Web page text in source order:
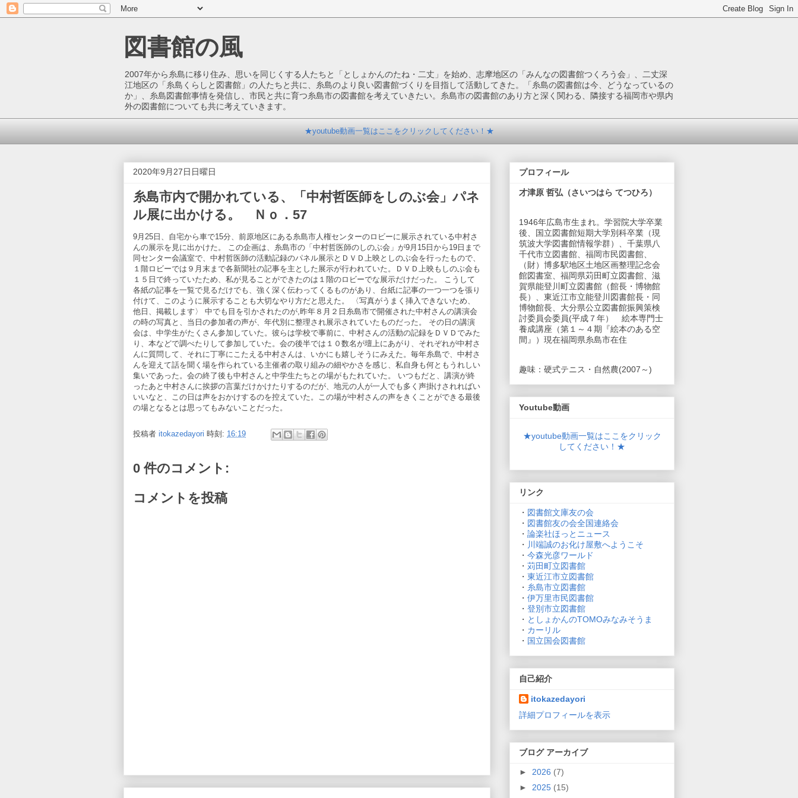
図書館の風
2007年から糸島に移り住み、思いを同じくする人たちと「としょかんのたね・二丈」を始め、志摩地区の「みんなの図書館つくろう会」、二丈深
江地区の「糸島くらしと図書館」の人たちと共に、糸島のより良い図書館づくりを目指して活動してきた。「糸島の図書館は今、どうなっているの
か」、糸島図書館事情を発信し、市民と共に育つ糸島市の図書館を考えていきたい。糸島市の図書館のあり方と深く関わる、隣接する福岡市や県内
外の図書館についても共に考えていきます。
★youtube動画一覧はここをクリックしてください！★
2020年9月27日日曜日
糸島市内で開かれている、「中村哲医師をしのぶ会」パネ
ル展に出かける。 Ｎｏ．57
9月25日、自宅から車で15分、前原地区にある糸島市人権センターのロビーに展示されている中村さ
んの展示を見に出かけた。 この企画は、糸島市の「中村哲医師のしのぶ会」が9月15日から19日まで
同センター会議室で、中村哲医師の活動記録のパネル展示とＤＶＤ上映としのぶ会を行ったもので、
１階ロビーでは９月末まで各新聞社の記事を主とした展示が行われていた。ＤＶＤ上映もしのぶ会も
１５日で終っていたため、私が見ることができたのは１階のロビーでな展示だけだった。 こうして
各紙の記事を一覧で見るだけでも、強く深く伝わってくるものがあり、台紙に記事の一つ一つを張り
付けて、このように展示することも大切なやり方だと思えた。 〈写真がうまく挿入できないため、
他日、掲載します〉 中でも目を引かされたのが,昨年８月２日糸島市で開催された中村さんの講演会
の時の写真と、当日の参加者の声が、年代別に整理され展示されていたものだった。 その日の講演
会は、中学生がたくさん参加していた。彼らは学校で事前に、中村さんの活動の記録をＤＶＤでみた
り、本などで調べたりして参加していた。会の後半では１０数名が壇上にあがり、それぞれが中村さ
んに質問して、それに丁寧にこたえる中村さんは、いかにも嬉しそうにみえた。毎年糸島で、中村さ
んを迎えて話を聞く場を作られている主催者の取り組みの細やかさを感じ、私自身も何ともうれしい
集いであった。会の終了後も中村さんと中学生たちとの場がもたれていた。 いつもだと、講演が終
ったあと中村さんに挨拶の言葉だけかけたりするのだが、地元の人が一人でも多く声掛けされればい
いいなと、この日は声をおかけするのを控えていた。この場が中村さんの声をきくことができる最後
の場となるとは思ってもみないことだった。
投稿者 itokazedayori 時刻: 16:19
0 件のコメント:
コメントを投稿
プロフィール
才津原 哲弘（さいつはら てつひろ）
1946年広島市生まれ。学習院大学卒業
後、国立図書館短期大学別科卒業（現
筑波大学図書館情報学群）、千葉県八
千代市立図書館、福岡市民図書館、
（財）博多駅地区土地区画整理記念会
館図書室、福岡県苅田町立図書館、滋
賀県能登川町立図書館（館長・博物館
長）、東近江市立能登川図書館長・同
博物館長、大分県公立図書館振興策検
討委員会委員(平成７年） 絵本専門士
養成講座（第１～４期『絵本のある空
間』）現在福岡県糸島市在住
趣味：硬式テニス・自然農(2007～)
Youtube動画
★youtube動画一覧はここをクリック
してください！★
リンク
・ 図書館文庫友の会
・ 図書館友の会全国連絡会
・ 論楽社ほっとニュース
・ 川端誠のお化け屋敷へようこそ
・ 今森光彦ワールド
・ 苅田町立図書館
・ 東近江市立図書館
・ 糸島市立図書館
・ 伊万里市民図書館
・ 登別市立図書館
・ としょかんのTOMOみなみそうま
・ カーリル
・ 国立国会図書館
自己紹介
itokazedayori
詳細プロフィールを表示
ブログ アーカイブ
► 2026 (7)
► 2025 (15)